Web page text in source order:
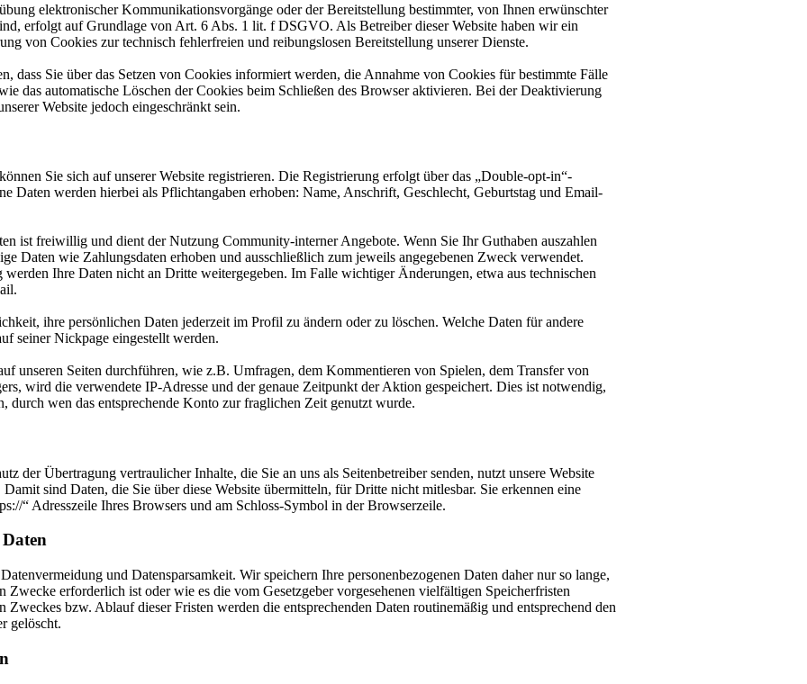
elektronischer Kommunikationsvorgänge oder der Bereitstellung bestimmter, von Ihnen erwünschter
erfolgt auf Grundlage von Art. 6 Abs. 1 lit. f DSGVO. Als Betreiber dieser Website haben wir ein
von Cookies zur technisch fehlerfreien und reibungslosen Bereitstellung unserer Dienste.
dass Sie über das Setzen von Cookies informiert werden, die Annahme von Cookies für bestimmte Fälle
das automatische Löschen der Cookies beim Schließen des Browser aktivieren. Bei der Deaktivierung
Website jedoch eingeschränkt sein.
Sie sich auf unserer Website registrieren. Die Registrierung erfolgt über das „Double-opt-in“-
Daten werden hierbei als Pflichtangaben erhoben: Name, Anschrift, Geschlecht, Geburtstag und Email-
ist freiwillig und dient der Nutzung Community-interner Angebote. Wenn Sie Ihr Guthaben auszahlen
Daten wie Zahlungsdaten erhoben und ausschließlich zum jeweils angegebenen Zweck verwendet.
Ihre Daten nicht an Dritte weitergegeben. Im Falle wichtiger Änderungen, etwa aus technischen
ihre persönlichen Daten jederzeit im Profil zu ändern oder zu löschen. Welche Daten für andere
seiner Nickpage eingestellt werden.
unseren Seiten durchführen, wie z.B. Umfragen, dem Kommentieren von Spielen, dem Transfer von
wird die verwendete IP-Adresse und der genaue Zeitpunkt der Aktion gespeichert. Dies ist notwendig,
durch wen das entsprechende Konto zur fraglichen Zeit genutzt wurde.
der Übertragung vertraulicher Inhalte, die Sie an uns als Seitenbetreiber senden, nutzt unsere Website
sind Daten, die Sie über diese Website übermitteln, für Dritte nicht mitlesbar. Sie erkennen eine
“ Adresszeile Ihres Browsers und am Schloss-Symbol in der Browserzeile.
und Datensparsamkeit. Wir speichern Ihre personenbezogenen Daten daher nur so lange,
erforderlich ist oder wie es die vom Gesetzgeber vorgesehenen vielfältigen Speicherfristen
bzw. Ablauf dieser Fristen werden die entsprechenden Daten routinemäßig und entsprechend den
gelöscht.